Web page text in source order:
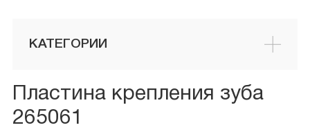
КАТЕГОРИИ
Пластина крепления зуба
265061